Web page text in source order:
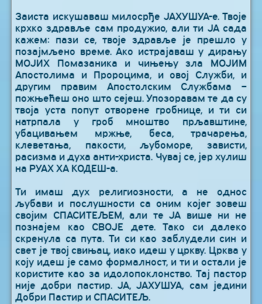
Заиста искушаваш милосрђе ЈАХУШУА-е. Твоје
крхко здравље сам продужио, али ти ЈА сада
кажем: пази се, твоје здравље је прешло у
позајмљено време. Ако истрајаваш у дирању
МОЈИХ Помазаника и чињењу зла МОЈИМ
Апостолима и Пророцима, и овој Служби, и
другим правим Апостолским Службама –
пожњећеш оно што сејеш. Упозоравам те да су
твоја уста попут отворене гробнице, и ти си
натрпала у гроб мноштво прљавштине,
убацивањем мржње, беса, трачарења,
клеветања, пакости, љубоморе, зависти,
расизма и духа анти-христа. Чувај се, јер хулиш
на РУАХ ХА КОДЕШ-а.
Ти имаш дух религиозности, а не однос
љубави и послушности са оним којег зовеш
својим СПАСИТЕЉЕМ, али те ЈА више ни не
познајем као СВОЈЕ дете. Тако си далеко
скренула са пута. Ти си као заблудели син и
свет је твој свињац, иако идеш у цркву. Црква у
коју идеш је само формалност, и ти и остали је
користите као за идолопоклонство. Тај пастор
није добри пастир. ЈА, ЈАХУШУА, сам једини
Добри Пастир и СПАСИТЕЉ.